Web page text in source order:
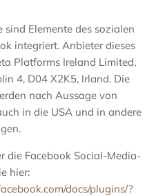
sind Elemente des sozialen
integriert. Anbieter dieses
Platforms Ireland Limited,
4, D04 X2K5, Irland. Die
nach Aussage von
in die USA und in andere
die Facebook Social-Media-
hier:
docs/plugins/?